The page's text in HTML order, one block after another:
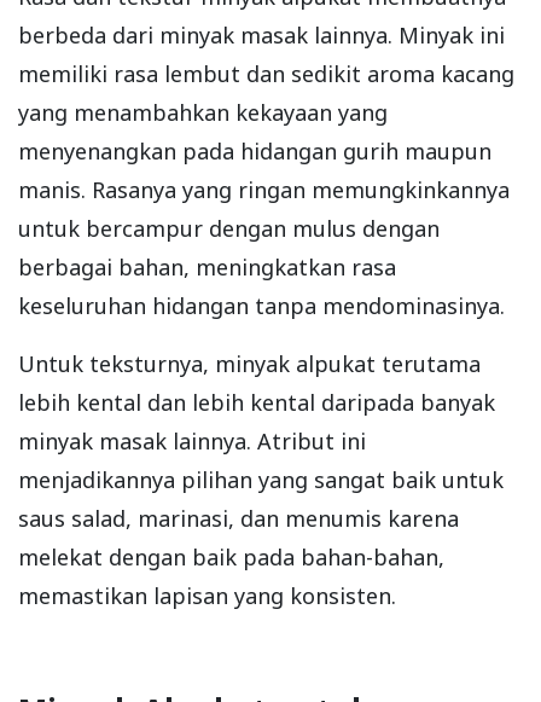
berbeda dari minyak masak lainnya. Minyak ini
memiliki rasa lembut dan sedikit aroma kacang
yang menambahkan kekayaan yang
menyenangkan pada hidangan gurih maupun
manis. Rasanya yang ringan memungkinkannya
untuk bercampur dengan mulus dengan
berbagai bahan, meningkatkan rasa
keseluruhan hidangan tanpa mendominasinya.
Untuk teksturnya, minyak alpukat terutama
lebih kental dan lebih kental daripada banyak
minyak masak lainnya. Atribut ini
menjadikannya pilihan yang sangat baik untuk
saus salad, marinasi, dan menumis karena
melekat dengan baik pada bahan-bahan,
memastikan lapisan yang konsisten.